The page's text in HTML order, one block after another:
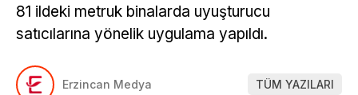
81 ildeki metruk binalarda uyuşturucu
satıcılarına yönelik uygulama yapıldı.
Erzincan Medya TÜM YAZILARI